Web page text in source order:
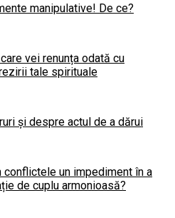
manipulative! De ce?
vei renunța odată cu
tale spirituale
și despre actul de a dărui
conflictele un impediment în a
de cuplu armonioasă?